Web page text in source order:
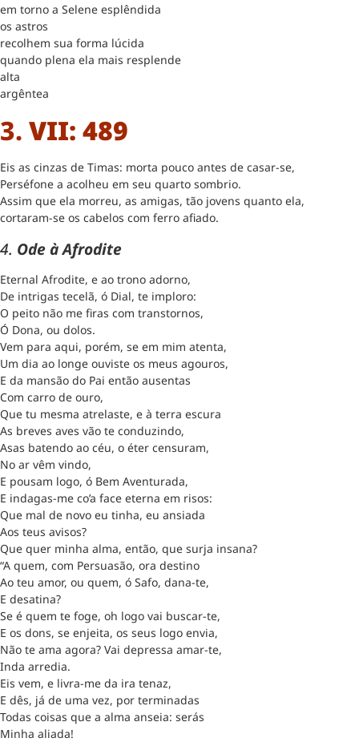
em torno a Selene esplêndida
os astros
recolhem sua forma lúcida
quando plena ela mais resplende
alta
argêntea
3. VII: 489
Eis as cinzas de Timas: morta pouco antes de casar-se,
Perséfone a acolheu em seu quarto sombrio.
Assim que ela morreu, as amigas, tão jovens quanto ela,
cortaram-se os cabelos com ferro afiado.
4. Ode à Afrodite
Eternal Afrodite, e ao trono adorno,
De intrigas tecelã, ó Dial, te imploro:
O peito não me firas com transtornos,
Ó Dona, ou dolos.
Vem para aqui, porém, se em mim atenta,
Um dia ao longe ouviste os meus agouros,
E da mansão do Pai então ausentas
Com carro de ouro,
Que tu mesma atrelaste, e à terra escura
As breves aves vão te conduzindo,
Asas batendo ao céu, o éter censuram,
No ar vêm vindo,
E pousam logo, ó Bem Aventurada,
E indagas-me co’a face eterna em risos:
Que mal de novo eu tinha, eu ansiada
Aos teus avisos?
Que quer minha alma, então, que surja insana?
“A quem, com Persuasão, ora destino
Ao teu amor, ou quem, ó Safo, dana-te,
E desatina?
Se é quem te foge, oh logo vai buscar-te,
E os dons, se enjeita, os seus logo envia,
Não te ama agora? Vai depressa amar-te,
Inda arredia.
Eis vem, e livra-me da ira tenaz,
E dês, já de uma vez, por terminadas
Todas coisas que a alma anseia: serás
Minha aliada!